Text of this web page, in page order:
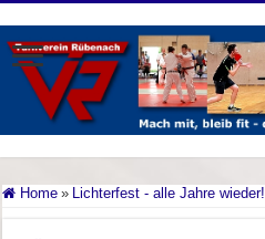
Home » Lichterfest - alle Jahre wieder!